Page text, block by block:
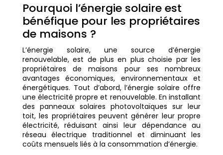
Pourquoi l’énergie solaire est
bénéfique pour les propriétaires
de maisons ?
L’énergie solaire, une source d’énergie
renouvelable, est de plus en plus choisie par les
propriétaires de maisons pour ses nombreux
avantages économiques, environnementaux et
énergétiques. Tout d’abord, l’énergie solaire offre
une électricité propre et renouvelable. En installant
des panneaux solaires photovoltaïques sur leur
toit, les propriétaires peuvent générer leur propre
électricité, réduisant ainsi leur dépendance au
réseau électrique traditionnel et diminuant les
coûts mensuels liés à la consommation d’énergie.